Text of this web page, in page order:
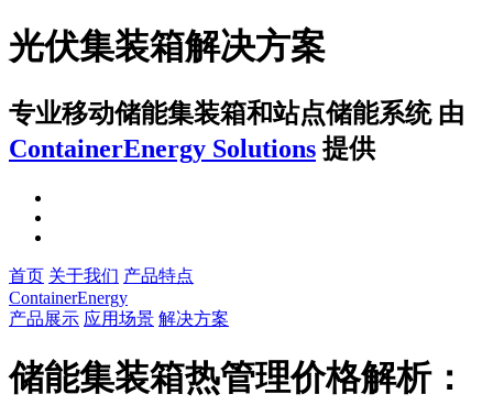
光伏集装箱解决方案
专业移动储能集装箱和站点储能系统 由
ContainerEnergy Solutions 提供
首页 关于我们 产品特点
ContainerEnergy
产品展示 应用场景 解决方案
储能集装箱热管理价格解析：